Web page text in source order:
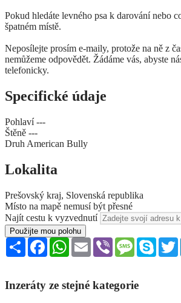
Pokud hledáte levného psa k darování nebo
špatném místě.
Neposílejte prosím e-maily, protože na ně z
nemůžeme odpovědět. Žádáme vás, abyste
telefonicky.
Specifické údaje
Pohlaví ---
Štěně ---
Druh American Bully
Lokalita
Prešovský kraj, Slovenská republika
Místo na mapě nemusí být přesné
Najít cestu k vyzvednutí
Použijte mou polohu
Sdílet FacebookWhatsApp
Email Viber MessageSkype
Inzeráty ze stejné kategorie